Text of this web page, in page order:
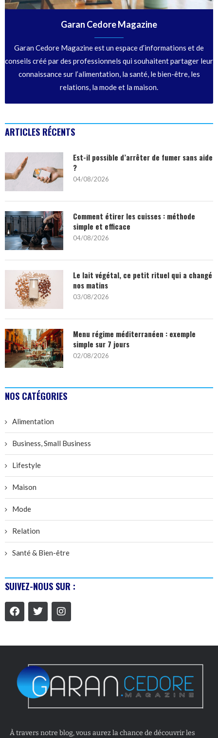
Garan Cedore Magazine
Garan Cedore Magazine est un espace d’informations et de
conseils créé par des professionnels qui souhaitent partager leur
connaissance sur l’alimentation, la santé, le bien-être, les
relations, la mode et la maison.
ARTICLES RÉCENTS
Est-il possible d’arrêter de fumer sans aide
?
04/08/2026
Comment étirer les cuisses : méthode
simple et efficace
04/08/2026
Le lait végétal, ce petit rituel qui a changé
nos matins
03/08/2026
Menu régime méditerranéen : exemple
simple sur 7 jours
02/08/2026
NOS CATÉGORIES
Alimentation
Business, Small Business
Lifestyle
Maison
Mode
Relation
Santé & Bien-être
SUIVEZ-NOUS SUR :
À travers notre blog, vous aurez la chance de découvrir les